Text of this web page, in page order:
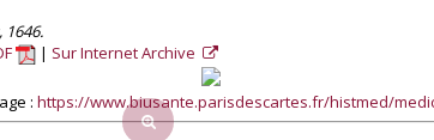
1646.
Sur Internet Archive
: https://www.biusante.parisdescartes.fr/histmed/